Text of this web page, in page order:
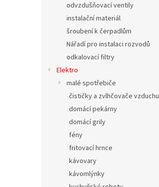
odvzdušňovací ventily
instalační materiál
šroubení k čerpadlům
Nářadí pro instalaci rozvodů
odkalovací filtry
Elektro
malé spotřebiče
čističky a zvlhčovače vzduchu
domácí pekárny
domácí grily
fény
fritovací hrnce
kávovary
kávomlýnky